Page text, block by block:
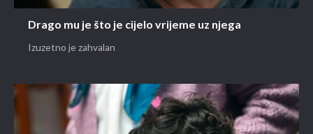
Drago mu je što je cijelo vrijeme uz njega
Izuzetno je zahvalan